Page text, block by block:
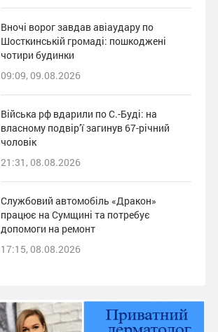
Вночі ворог завдав авіаудару по
Шосткинській громаді: пошкоджені
чотири будинки
09:09, 09.08.2026
Війська рф вдарили по С.-Буді: на
власному подвір’ї загинув 67-річний
чоловік
21:31, 08.08.2026
Службовий автомобіль «Дракон»
працює на Сумщині та потребує
допомоги на ремонт
17:15, 08.08.2026